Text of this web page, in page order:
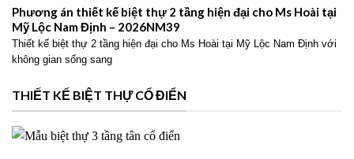
Phương án thiết kế biệt thự 2 tầng hiện đại cho Ms Hoài tại
Mỹ Lộc Nam Định – 2026NM39
Thiết kế biệt thự 2 tầng hiện đại cho Ms Hoài tại Mỹ Lộc Nam Định với
không gian sống sang
THIẾT KẾ BIỆT THỰ CỔ ĐIỂN